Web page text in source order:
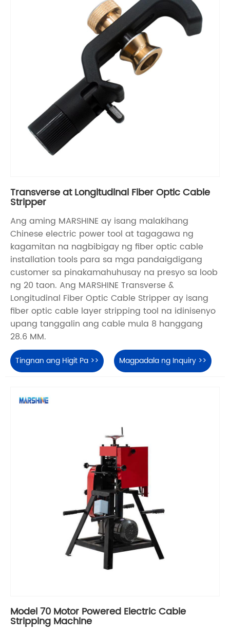
Transverse at Longitudinal Fiber Optic Cable
Stripper
Ang aming MARSHINE ay isang malakihang
Chinese electric power tool at tagagawa ng
kagamitan na nagbibigay ng fiber optic cable
installation tools para sa mga pandaigdigang
customer sa pinakamahuhusay na presyo sa loob
ng 20 taon. Ang MARSHINE Transverse &
Longitudinal Fiber Optic Cable Stripper ay isang
fiber optic cable layer stripping tool na idinisenyo
upang tanggalin ang cable mula 8 hanggang
28.6 MM.
Tingnan ang Higit Pa >> Magpadala ng Inquiry >>
Model 70 Motor Powered Electric Cable
Stripping Machine